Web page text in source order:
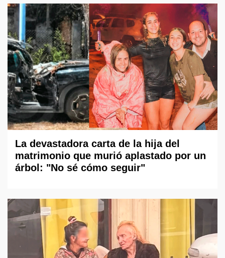
La devastadora carta de la hija del
matrimonio que murió aplastado por un
árbol: "No sé cómo seguir"